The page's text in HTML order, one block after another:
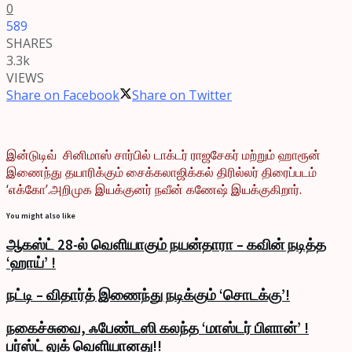
0
589
SHARES
3.3k
VIEWS
Share on Facebook
Share on Twitter
இன்டுடிவ் சினிமாஸ் சார்பில் டாக்டர் ராஜசேகர் மற்றும் ஹாரூன்
இணைந்து தயாரிக்கும் சைக்கலாஜிக்கல் திரில்லர் திரைப்படம்
‘எக்கோ’.அறிமுக இயக்குனர் நவீன் கணேஷ் இயக்குகிறார்.
You might also like
ஆகஸ்ட் 28-ல் வெளியாகும் நயன்தாரா – கவின் நடித்த
‘ஹாய்’ !
நட்டி – விதார்த் இணைந்து நடிக்கும் ‘சொடக்கு’!
நகைச்சுவை, ஃபேண்டஸி கலந்த ‘மாஸ்டர் பிளான்’ !
பர்ஸ்ட் லுக் வெளியானது!!